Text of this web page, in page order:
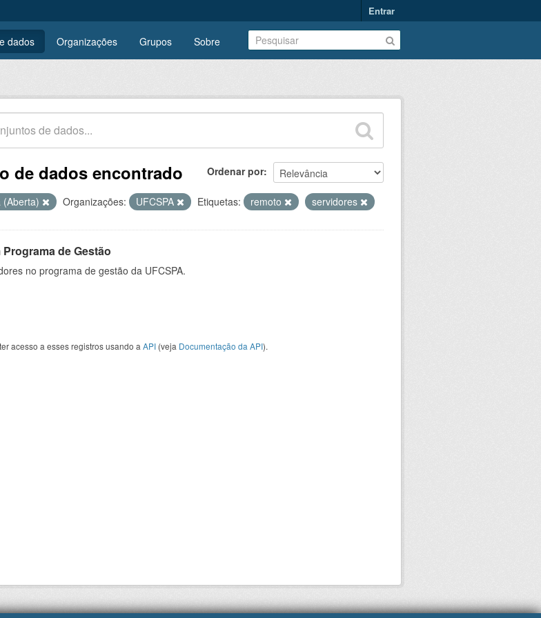
Entrar
dados Organizações Grupos Sobre
Ordenar por
de dados encontrado
(Aberta) Organizações: UFCSPA Etiquetas: remoto servidores
de Gestão
no programa de gestão da UFCSPA.
acesso a esses registros usando a API (veja Documentação da API).